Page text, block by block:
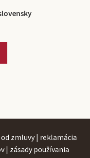
zmluvy | reklamácia
| zásady používania